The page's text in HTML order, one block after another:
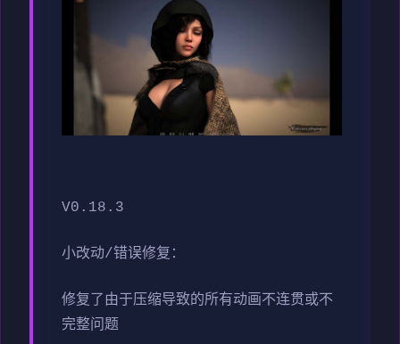
V0.18.3
小改动/错误修复：
修复了由于压缩导致的所有动画不连贯或不
完整问题